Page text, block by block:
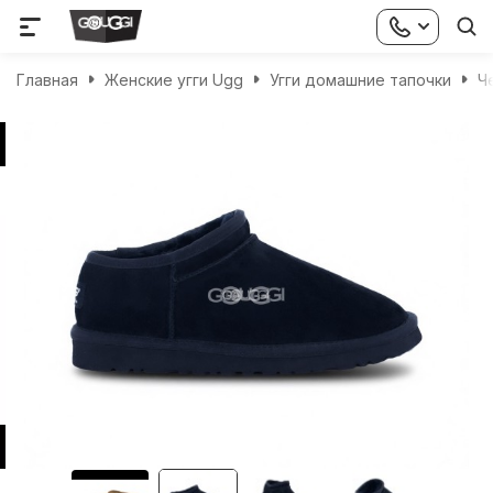
Главная Женские угги Ugg Угги домашние тапочки